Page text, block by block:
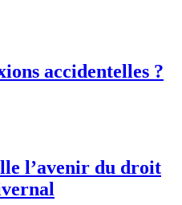
accidentelles ?
l’avenir du droit